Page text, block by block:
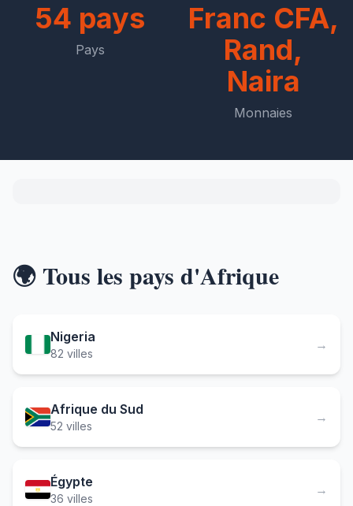
54 pays
Pays
Franc CFA,
Rand,
Naira
Monnaies
🌍 Tous les pays d'Afrique
Nigeria
82 villes
→
Afrique du Sud
52 villes
→
Égypte
36 villes
→